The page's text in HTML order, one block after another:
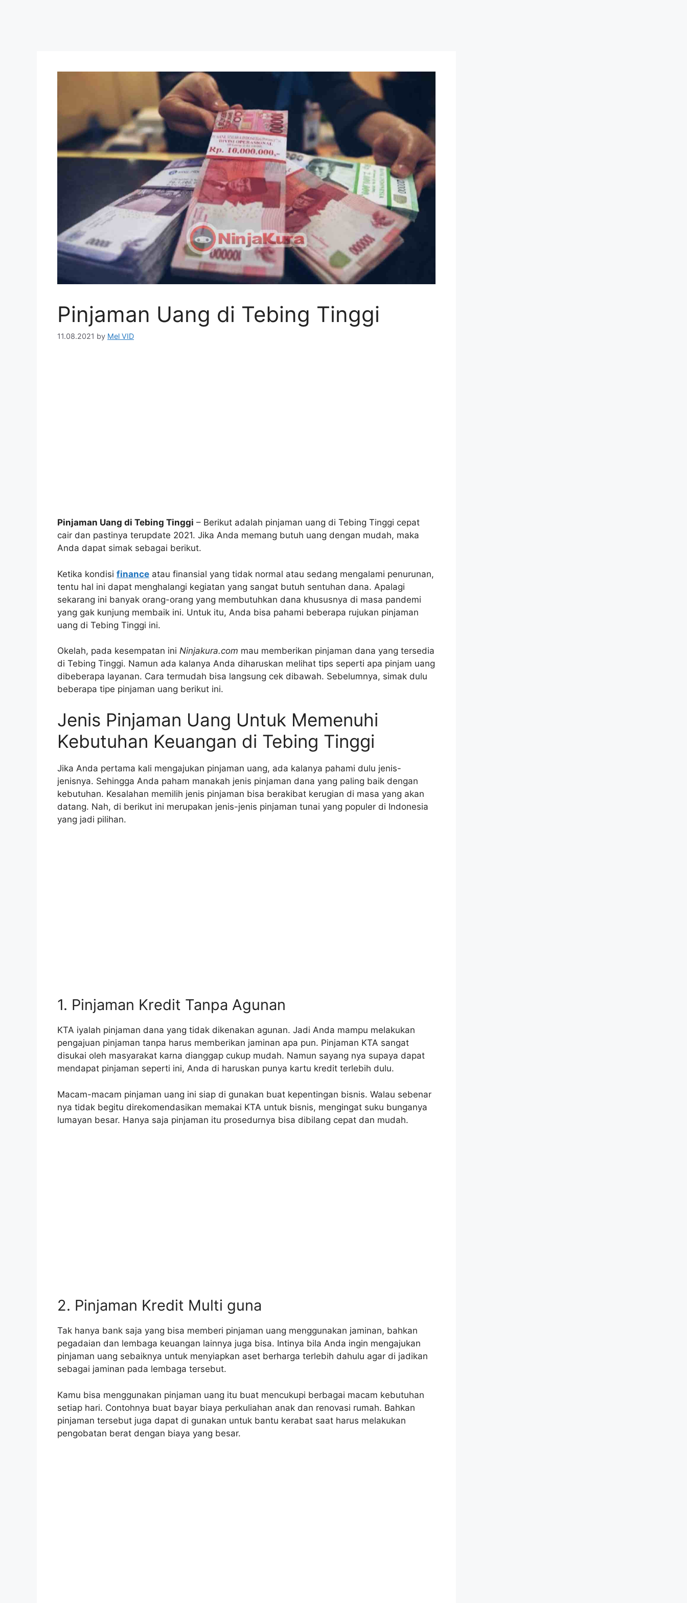
Pinjaman Uang di Tebing Tinggi
11.08.2021 by Mel VID
Pinjaman Uang di Tebing Tinggi – Berikut adalah pinjaman uang di Tebing Tinggi cepat
cair dan pastinya terupdate 2021. Jika Anda memang butuh uang dengan mudah, maka
Anda dapat simak sebagai berikut.
Ketika kondisi finance atau finansial yang tidak normal atau sedang mengalami penurunan,
tentu hal ini dapat menghalangi kegiatan yang sangat butuh sentuhan dana. Apalagi
sekarang ini banyak orang-orang yang membutuhkan dana khususnya di masa pandemi
yang gak kunjung membaik ini. Untuk itu, Anda bisa pahami beberapa rujukan pinjaman
uang di Tebing Tinggi ini.
Okelah, pada kesempatan ini Ninjakura.com mau memberikan pinjaman dana yang tersedia
di Tebing Tinggi. Namun ada kalanya Anda diharuskan melihat tips seperti apa pinjam uang
dibeberapa layanan. Cara termudah bisa langsung cek dibawah. Sebelumnya, simak dulu
beberapa tipe pinjaman uang berikut ini.
Jenis Pinjaman Uang Untuk Memenuhi
Kebutuhan Keuangan di Tebing Tinggi
Jika Anda pertama kali mengajukan pinjaman uang, ada kalanya pahami dulu jenis-
jenisnya. Sehingga Anda paham manakah jenis pinjaman dana yang paling baik dengan
kebutuhan. Kesalahan memilih jenis pinjaman bisa berakibat kerugian di masa yang akan
datang. Nah, di berikut ini merupakan jenis-jenis pinjaman tunai yang populer di Indonesia
yang jadi pilihan.
1. Pinjaman Kredit Tanpa Agunan
KTA iyalah pinjaman dana yang tidak dikenakan agunan. Jadi Anda mampu melakukan
pengajuan pinjaman tanpa harus memberikan jaminan apa pun. Pinjaman KTA sangat
disukai oleh masyarakat karna dianggap cukup mudah. Namun sayang nya supaya dapat
mendapat pinjaman seperti ini, Anda di haruskan punya kartu kredit terlebih dulu.
Macam-macam pinjaman uang ini siap di gunakan buat kepentingan bisnis. Walau sebenar
nya tidak begitu direkomendasikan memakai KTA untuk bisnis, mengingat suku bunganya
lumayan besar. Hanya saja pinjaman itu prosedurnya bisa dibilang cepat dan mudah.
2. Pinjaman Kredit Multi guna
Tak hanya bank saja yang bisa memberi pinjaman uang menggunakan jaminan, bahkan
pegadaian dan lembaga keuangan lainnya juga bisa. Intinya bila Anda ingin mengajukan
pinjaman uang sebaiknya untuk menyiapkan aset berharga terlebih dahulu agar di jadikan
sebagai jaminan pada lembaga tersebut.
Kamu bisa menggunakan pinjaman uang itu buat mencukupi berbagai macam kebutuhan
setiap hari. Contohnya buat bayar biaya perkuliahan anak dan renovasi rumah. Bahkan
pinjaman tersebut juga dapat di gunakan untuk bantu kerabat saat harus melakukan
pengobatan berat dengan biaya yang besar.